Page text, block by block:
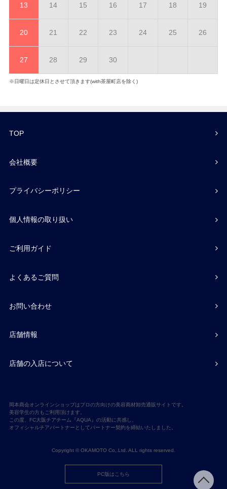
13 14 15 16 17 18 19
20 21 22 23 24 25 26
27 28 29 30
※日曜日は定休日とさせて頂きます(with茶屋町店を除く)
TOP
会社概要
プライバシーポリシー
個人情報の取り扱い
ご利用ガイド
よくあるご質問
お問い合わせ
店舗情報
店舗の入店について
岡本商会オンラインショップはプロの方向けの美容商材卸売通販サイトです。
美容学生の方もご利用頂けます。
この度、FC大阪チアチーム『AQUA』の活動に共感し、
オフィシャルチアパートナーとしてパートナー契約を締結いたしました。
Copyright © OKAMOTO Co,.Ltd. ALL rights reserved.
PC版はこちら